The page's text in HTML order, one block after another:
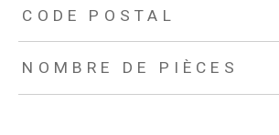
TRAD_ZEPHYR_Caracteristique
CODE POSTAL
NOMBRE DE PIÈCES